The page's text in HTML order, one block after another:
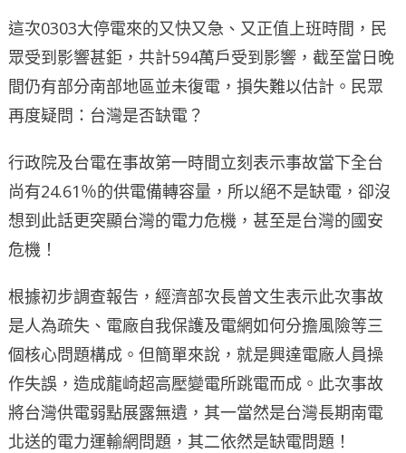
這次0303大停電來的又快又急、又正值上班時間，民
眾受到影響甚鉅，共計594萬戶受到影響，截至當日晚
間仍有部分南部地區並未復電，損失難以估計。民眾
再度疑問：台灣是否缺電？
行政院及台電在事故第一時間立刻表示事故當下全台
尚有24.61％的供電備轉容量，所以絕不是缺電，卻沒
想到此話更突顯台灣的電力危機，甚至是台灣的國安
危機！
根據初步調查報告，經濟部次長曾文生表示此次事故
是人為疏失、電廠自我保護及電網如何分擔風險等三
個核心問題構成。但簡單來說，就是興達電廠人員操
作失誤，造成龍崎超高壓變電所跳電而成。此次事故
將台灣供電弱點展露無遺，其一當然是台灣長期南電
北送的電力運輸網問題，其二依然是缺電問題！